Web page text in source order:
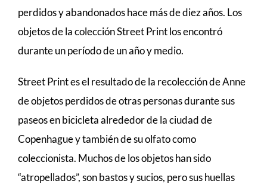
perdidos y abandonados hace más de diez años. Los
objetos de la colección Street Print los encontró
durante un período de un año y medio.
Street Print es el resultado de la recolección de Anne
de objetos perdidos de otras personas durante sus
paseos en bicicleta alrededor de la ciudad de
Copenhague y también de su olfato como
coleccionista. Muchos de los objetos han sido
“atropellados”, son bastos y sucios, pero sus huellas